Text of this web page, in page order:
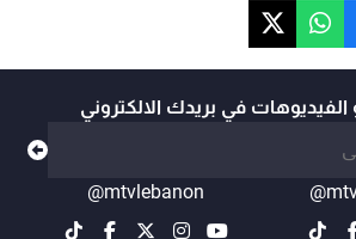
الفيديوهات في بريدك الالكتروني
@mtvlebanon